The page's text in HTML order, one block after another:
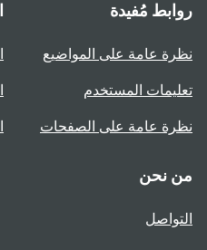
روابط مُفيدة
نظرة عامة على المواضيع
تعليمات المستخدم
نظرة عامة على الصفحات
من نحن
التواصل